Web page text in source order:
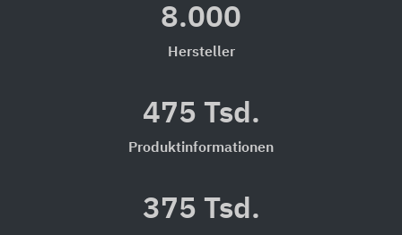
8.000
Hersteller
475 Tsd.
Produktinformationen
375 Tsd.